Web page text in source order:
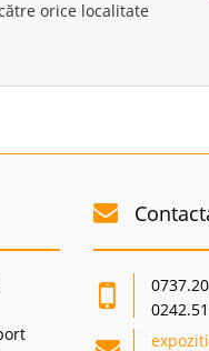
orice localitate